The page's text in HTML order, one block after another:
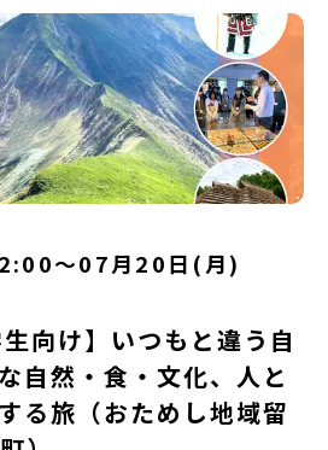
オンライン説明会の視聴（☆上の動画で
ずは「おためし地域留学」を知りたい
魅力、サポート体制について解説しま
ラム説明会（☆順次ページを公開しま
」を具体的に知りたい方へ〜 「現地で
問にお答えする説明会です。その場所な
りお伝えします！🚩現在公開中の個別
公開予定）【5/7(木)】北海道平取町
ためし地域留学の情報▼おためし地域
を公式LINEにて配信中！ぜひご登録く
な点は、LINEから気軽にご相談くださ
】
校と連携し、地域の枠を超えて学校生活
プチ体験できるプログラムです。はじ
地でもスタッフがしっかりとサポート
ドは「佐賀県有田町（ありたちょ
有田町は、江戸時代から400年以上続く
。 窯（かま）で粘土を焼いてつくるも
して今も受け継がれています。世界で
この窯業の中から生まれました。長い歴
技術や工夫、そして“つくる人の想
す。また、文化施設が「日本遺産」や
されるなど日本を代表する伝統工芸の
「日本の棚田百選」に選ばれた「岳の
選」や「水源の森百選」に選ばれた
）」など、思わず立ち止まりたくなる
・文化・自然が重なり合う、“本物”に出
・文化が豊かな佐賀県有田町で実際に
ドワークをしたり、有田焼づくりに関
ザイナー、地元の高校で学ぶ生徒など
のづくり」や「未来のデザイン」を一
〜07月20日(月)
向け】いつもと違う自
自然・食・文化、人と
る旅（おためし地域留